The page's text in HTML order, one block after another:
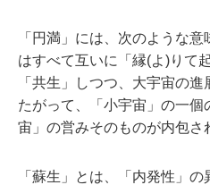
「円満」には、次のような
はすべて互いに「縁(よ)りて
「共生」しつつ、大宇宙の
たがって、「小宇宙」の一
宙」の営みそのものが内包さ
「蘇生」とは、「内発性」